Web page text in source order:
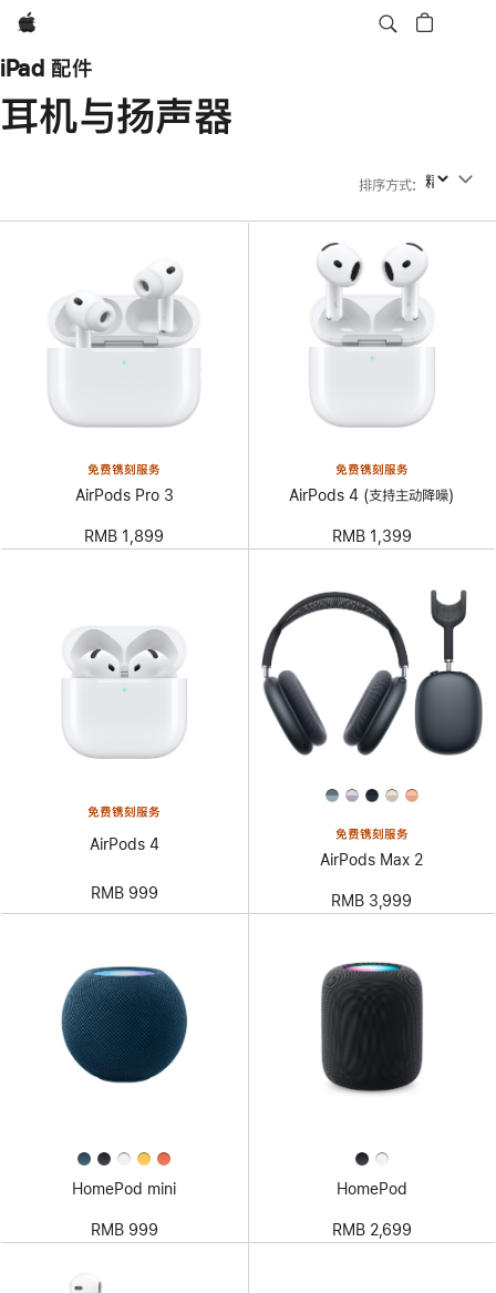
Apple
iPad 配件
耳机与扬声器
排序方式: 排序方式
免费镌刻服务
AirPods Pro 3
RMB 1,899
免费镌刻服务
AirPods 4 (支持主动降噪)
RMB 1,399
免费镌刻服务
AirPods 4
RMB 999
免费镌刻服务
AirPods Max 2
RMB 3,999
HomePod mini
RMB 999
HomePod
RMB 2,699